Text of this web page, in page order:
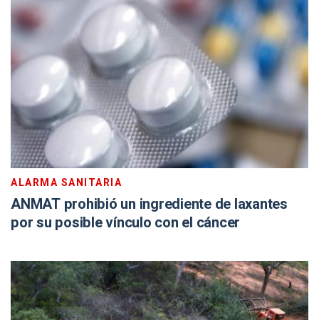
ALARMA SANITARIA
ANMAT prohibió un ingrediente de laxantes
por su posible vínculo con el cáncer